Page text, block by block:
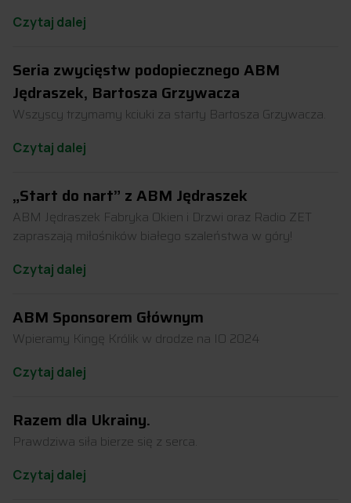
Czytaj dalej
Seria zwycięstw podopiecznego ABM
Jędraszek, Bartosza Grzywacza
Wszyscy trzymamy kciuki za starty Bartosza Grzywacza.
Czytaj dalej
„Start do nart” z ABM Jędraszek
ABM Jędraszek Fabryka Okien i Drzwi oraz Radio ZET
zapraszają miłośników białego szaleństwa w góry!
Czytaj dalej
ABM Sponsorem Głównym
Wpieramy Kingę Królik w drodze na IO 2024
Czytaj dalej
Razem dla Ukrainy.
Prawdziwa siła bierze się z serca.
Czytaj dalej